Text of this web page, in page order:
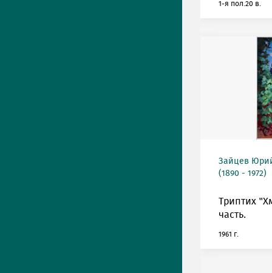
1-я пол.20 в.
Зайцев
(1890 - 1972)
Триптих
часть.
1961 г.